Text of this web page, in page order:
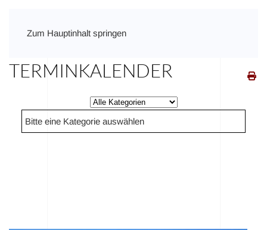
Zum Hauptinhalt springen
TERMINKALENDER
Eine Kategorie auswählen um die Liste zu
Bitte eine Kategorie auswählen